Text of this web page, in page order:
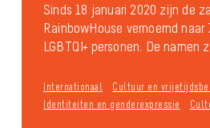
Sinds 18 januari 2020 zijn de
RainbowHouse vernoemd naar
LGBTQI+ personen. De namen
Internationaal
Cultuur en
Identiteiten en genderexpressie